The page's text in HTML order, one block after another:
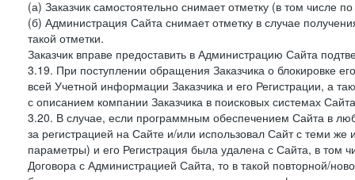
(а) Заказчик самостоятельно снимает отметку (в том числе
(б) Администрация Сайта снимает отметку в случае
такой отметки.
Заказчик вправе предоставить в Администрацию Сайта
3.19. При поступлении обращения Заказчика о блокировке
всей Учетной информации Заказчика и его Регистрации, а
с описанием компании Заказчика в поисковых системах
3.20. В случае, если программным обеспечением Сайта в
за регистрацией на Сайте и/или использовал Сайт с теми
параметры) и его Регистрация была удалена с Сайта, в том
Договора с Администрацией Сайта, то в такой повторной/